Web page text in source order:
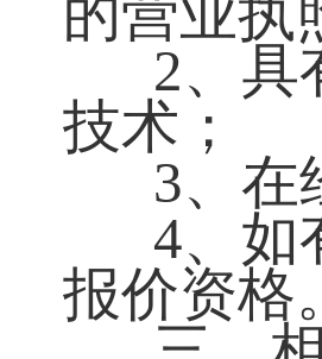
的营业执
2、具
技术；
3、在
4、如
报价资格